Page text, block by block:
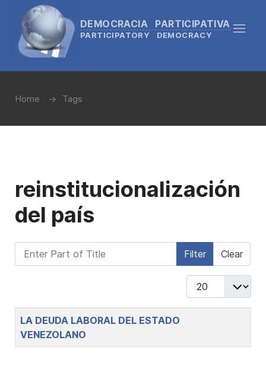
DEMOCRACIA PARTICIPATIVA
PARTICIPATORY DEMOCRACY
Home Tags
reinstitucionalización
del país
Enter Part of Title Filter Clear
Display #
Title
LA DEUDA LABORAL DEL ESTADO
VENEZOLANO